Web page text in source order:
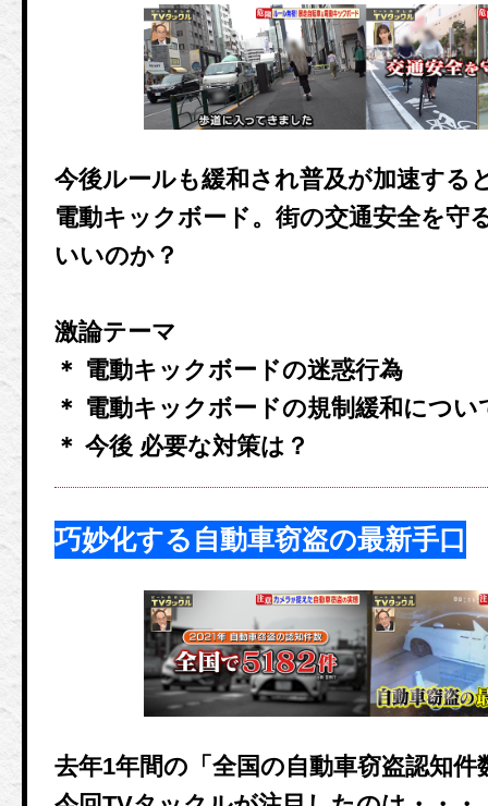
今後ルールも緩和され普及が加速する
電動キックボード。街の交通安全を守
いいのか？
激論テーマ
＊ 電動キックボードの迷惑行為
＊ 電動キックボードの規制緩和につい
＊ 今後 必要な対策は？
巧妙化する自動車窃盗の最新手口
去年1年間の「全国の自動車窃盗認知件